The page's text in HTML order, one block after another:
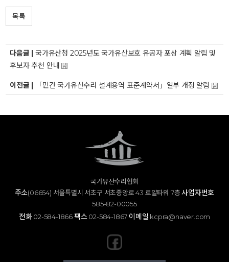
목록
다음글 |국가유산청 2025년도 국가유산보호 유공자 포상 계획 알림 및
후보자 추천 안내
이전글 | 「민간 국가유산수리 설계용역 표준계약서」일부 개정 알림
국가유산수리협회
주소(06654) 서울특별시 서초구 서초중앙로 43 로얄타워 7층사업자번호
585-82-00055
전화 02-584-1866팩스02-584-1867 이메일 kcpra@naver.com